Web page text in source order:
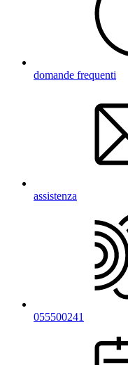
domande frequenti
assistenza
055500241